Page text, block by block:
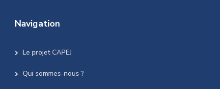
Navigation
Le projet CAPEJ
Qui sommes-nous ?